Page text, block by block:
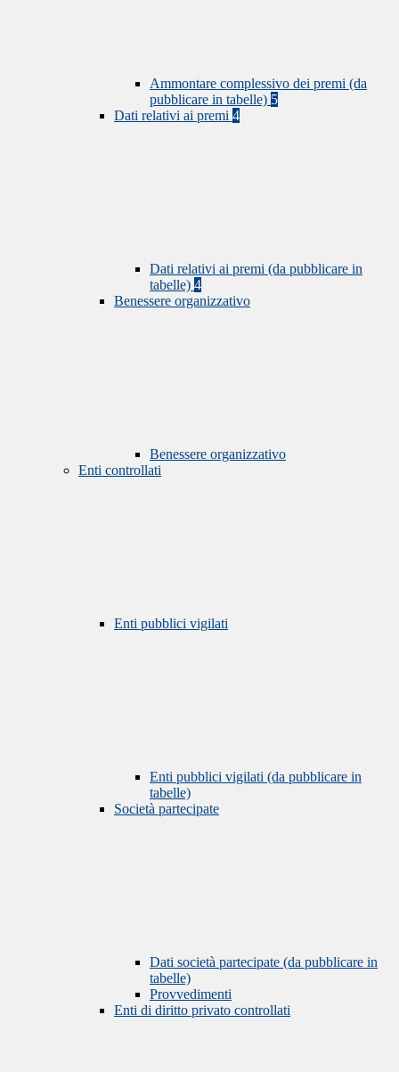
Ammontare complessivo dei premi (da
pubblicare in tabelle) 5
Dati relativi ai premi 4
Dati relativi ai premi (da pubblicare in
tabelle) 4
Benessere organizzativo
Benessere organizzativo
Enti controllati
Enti pubblici vigilati
Enti pubblici vigilati (da pubblicare in
tabelle)
Società partecipate
Dati società partecipate (da pubblicare in
tabelle)
Provvedimenti
Enti di diritto privato controllati